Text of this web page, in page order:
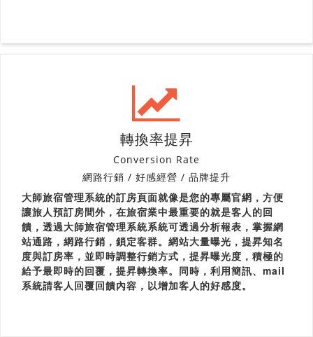
轉換率提昇
Conversion Rate
網路行銷 / 好感經營 / 品牌提升
大師旅宿管理系統的訂房頁面就像是您的專屬官網，方便
讓旅人預訂房間外，在旅宿業中最重要的就是客人的回
饋，透過大師旅宿管理系統系統可透過分析報表，掌握網
站通路，網路行銷，鎖定客群。網站大量曝光，提昇知名
度與訂房率，並即時調整行銷方式，提昇曝光度，積極的
給予最即時的回覆，提昇轉換率。同時，利用簡訊、mail
系統請客人回覆回饋內容，以增加客人的好感度。